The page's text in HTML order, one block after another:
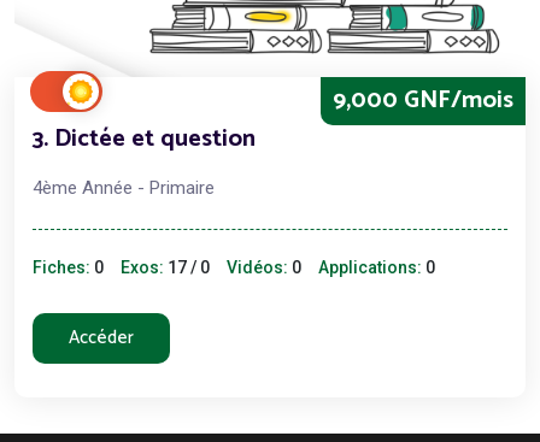
9,000 GNF/mois
3. Dictée et question
4ème Année - Primaire
Fiches: 0 Exos: 17 / 0 Vidéos: 0 Applications: 0
Accéder